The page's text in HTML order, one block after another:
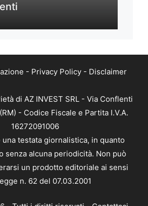
- Privacy Policy - Disclaimer
di AZ INVEST SRL - Via Conflenti
- Codice Fiscale e Partita I.V.A.
16272091006
testata giornalistica, in quanto
senza alcuna periodicità. Non può
un prodotto editoriale ai sensi
n. 62 del 07.03.2001